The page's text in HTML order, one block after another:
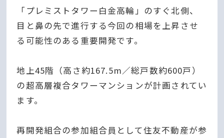
「プレミストタワー白金高輪」のすぐ北側、
目と鼻の先で進行する今回の相場を上昇させ
る可能性のある重要開発です。
地上45階（高さ約167.5m／総戸数約600戸）
の超高層複合タワーマンションが計画されてい
ます。
再開発組合の参加組合員として住友不動産が参